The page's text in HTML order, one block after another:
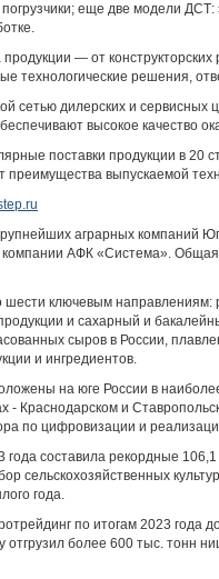
еще две модели ДСТ:
— от
технологические решения,
сетью дилерских и
высокое качество
поставки продукции в 20
выпускаемой
аграрных компаний
АФК «Система».
шести ключевым
и сахарный и
сыров в России,
и ингредиентов.
на юге России в
- Краснодарском и
по цифровизации и
года составила рекордные
сельскохозяйственных
года.
по итогам 2023 года
отгрузил более 600 тыс. тонн